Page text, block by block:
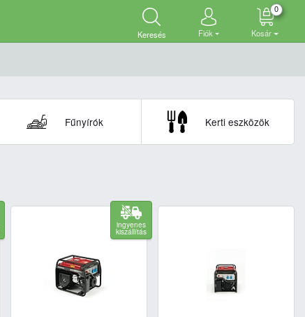
Keresés Fiók Kosár
0
Fűnyírók Kerti eszközök
ingyenes
kiszállítás